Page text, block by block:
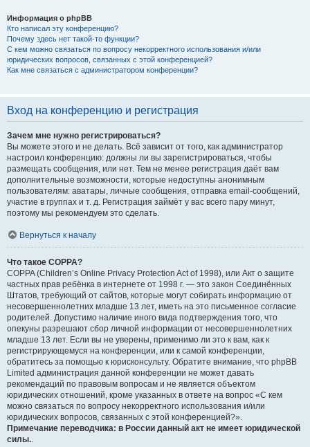
Информация о phpBB
Кто написал эту конференцию?
Почему здесь нет такой-то функции?
С кем можно связаться по вопросу некорректного использования и/или
юридических вопросов, связанных с этой конференцией?
Как мне связаться с администратором конференции?
Вход на конференцию и регистрация
Зачем мне нужно регистрироваться?
Вы можете этого и не делать. Всё зависит от того, как администратор
настроил конференцию: должны ли вы зарегистрироваться, чтобы
размещать сообщения, или нет. Тем не менее регистрация даёт вам
дополнительные возможности, которые недоступны анонимным
пользователям: аватары, личные сообщения, отправка email-сообщений,
участие в группах и т. д. Регистрация займёт у вас всего пару минут,
поэтому мы рекомендуем это сделать.
Вернуться к началу
Что такое COPPA?
COPPA (Children’s Online Privacy Protection Act of 1998), или Акт о защите
частных прав ребёнка в интернете от 1998 г. — это закон Соединённых
Штатов, требующий от сайтов, которые могут собирать информацию от
несовершеннолетних младше 13 лет, иметь на это письменное согласие
родителей. Допустимо наличие иного вида подтверждения того, что
опекуны разрешают сбор личной информации от несовершеннолетних
младше 13 лет. Если вы не уверены, применимо ли это к вам, как к
регистрирующемуся на конференции, или к самой конференции,
обратитесь за помощью к юрисконсульту. Обратите внимание, что phpBB
Limited администрация данной конференции не может давать
рекомендаций по правовым вопросам и не является объектом
юридических отношений, кроме указанных в ответе на вопрос «С кем
можно связаться по вопросу некорректного использования и/или
юридических вопросов, связанных с этой конференцией?».
Примечание переводчика: в России данный акт не имеет юридической
силы..